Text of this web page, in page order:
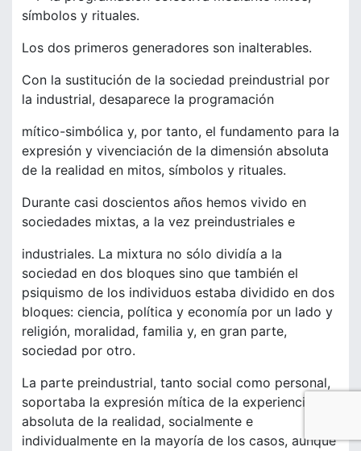
símbolos y rituales.
Los dos primeros generadores son inalterables.
Con la sustitución de la sociedad preindustrial por
la industrial, desaparece la programación
mítico-simbólica y, por tanto, el fundamento para la
expresión y vivenciación de la dimensión absoluta
de la realidad en mitos, símbolos y rituales.
Durante casi doscientos años hemos vivido en
sociedades mixtas, a la vez preindustriales e
industriales. La mixtura no sólo dividía a la
sociedad en dos bloques sino que también el
psiquismo de los individuos estaba dividido en dos
bloques: ciencia, política y economía por un lado y
religión, moralidad, familia y, en gran parte,
sociedad por otro.
La parte preindustrial, tanto social como personal,
soportaba la expresión mítica de la experiencia
absoluta de la realidad, socialmente e
individualmente en la mayoría de los casos, aunque